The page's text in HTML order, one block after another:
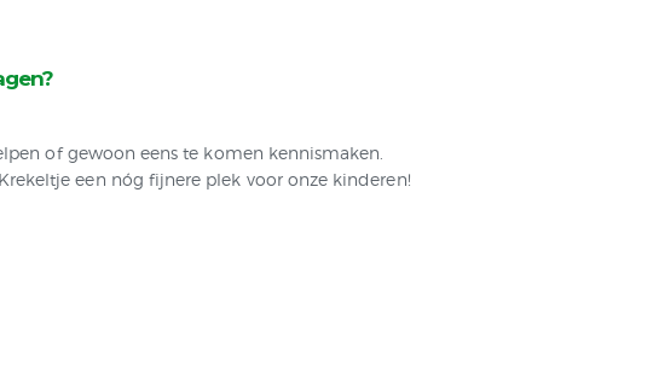
of gewoon eens te komen kennismaken.
een nóg fijnere plek voor onze kinderen!